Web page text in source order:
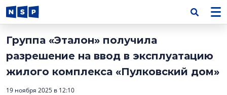
Группа «Эталон» получила
разрешение на ввод в эксплуатацию
жилого комплекса «Пулковский дом»
19 ноября 2025 в 12:10